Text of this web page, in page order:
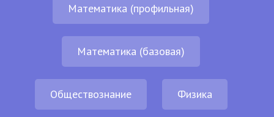
Математика (профильная)
Математика (базовая)
Обществознание Физика